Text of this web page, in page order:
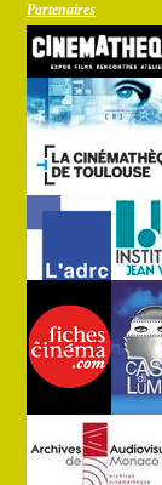
Partenaires